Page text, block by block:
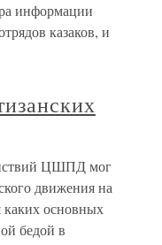
информации
казаков, и
ЦШПД мог
движения на
основных
бедой в